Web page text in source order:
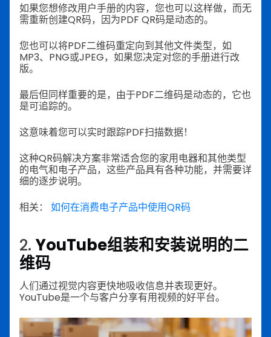
如果您想修改用户手册的内容，您也可以这样做，而无
需重新创建QR码，因为PDF QR码是动态的。
您也可以将PDF二维码重定向到其他文件类型，如
MP3、PNG或JPEG，如果您决定对您的手册进行改
版。
最后但同样重要的是，由于PDF二维码是动态的，它也
是可追踪的。
这意味着您可以实时跟踪PDF扫描数据！
这种QR码解决方案非常适合您的家用电器和其他类型
的电气和电子产品，这些产品具有各种功能，并需要详
细的逐步说明。
相关： 如何在消费电子产品中使用QR码
2. YouTube组装和安装说明的二
维码
人们通过视觉内容更快地吸收信息并表现更好。
YouTube是一个与客户分享有用视频的好平台。